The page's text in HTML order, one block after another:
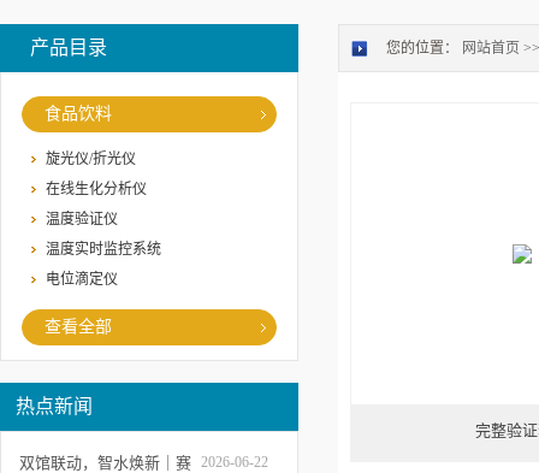
产品目录
食品饮料
旋光仪/折光仪
在线生化分析仪
温度验证仪
温度实时监控系统
电位滴定仪
查看全部
热点新闻
双馆联动，智水焕新｜赛 2026-06-22
您的位置： 网站首页
完整验